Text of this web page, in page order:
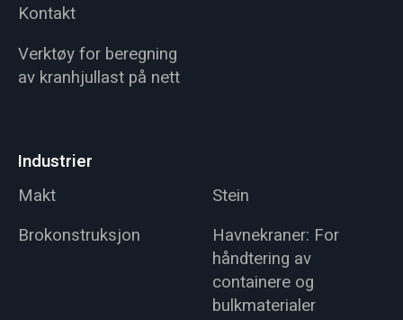
Kontakt
Verktøy for beregning
av kranhjullast på nett
Industrier
Makt
Stein
Brokonstruksjon
Havnekraner: For
håndtering av
containere og
bulkmaterialer